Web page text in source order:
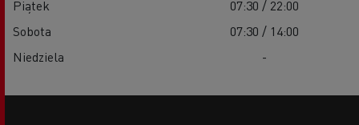
Piątek
07:30 / 22:00
Sobota
07:30 / 14:00
Niedziela
-